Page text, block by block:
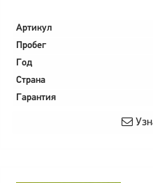
Артикул
Пробег
Год
Страна
Гарантия